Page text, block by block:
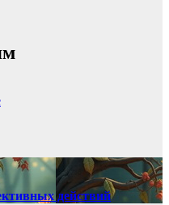
действий